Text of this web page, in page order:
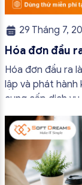
29 Tháng 7,
Hóa đơn đầu
bắt buộc mới
Hóa đơn đầu ra
lập và phát hành
cung cấp dịch
quy trình vận
chính không